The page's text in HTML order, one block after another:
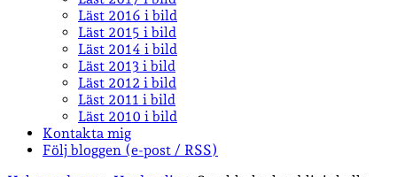
Läst 2016 i bild
Läst 2015 i bild
Läst 2014 i bild
Läst 2013 i bild
Läst 2012 i bild
Läst 2011 i bild
Läst 2010 i bild
Kontakta mig
Följ bloggen (e-post / RSS)